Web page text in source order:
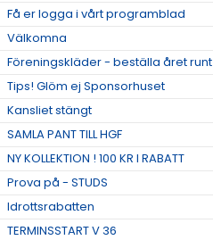
Få er logga i vårt programblad
Välkomna
Föreningskläder - beställa året runt
Tips! Glöm ej Sponsorhuset
Kansliet stängt
SAMLA PANT TILL HGF
NY KOLLEKTION ! 100 KR I RABATT
Prova på - STUDS
Idrottsrabatten
TERMINSSTART V 36